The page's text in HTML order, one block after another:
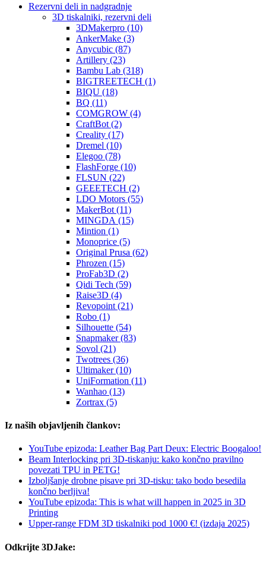
Rezervni deli in nadgradnje
3D tiskalniki, rezervni deli
3DMakerpro (10)
AnkerMake (3)
Anycubic (87)
Artillery (23)
Bambu Lab (318)
BIGTREETECH (1)
BIQU (18)
BQ (11)
COMGROW (4)
CraftBot (2)
Creality (17)
Dremel (10)
Elegoo (78)
FlashForge (10)
FLSUN (22)
GEEETECH (2)
LDO Motors (55)
MakerBot (11)
MINGDA (15)
Mintion (1)
Monoprice (5)
Original Prusa (62)
Phrozen (15)
ProFab3D (2)
Qidi Tech (59)
Raise3D (4)
Revopoint (21)
Robo (1)
Silhouette (54)
Snapmaker (83)
Sovol (21)
Twotrees (36)
Ultimaker (10)
UniFormation (11)
Wanhao (13)
Zortrax (5)
Iz naših objavljenih člankov:
YouTube epizoda: Leather Bag Part Deux: Electric Boogaloo!
Beam Interlocking pri 3D-tiskanju: kako končno pravilno
povezati TPU in PETG!
Izboljšanje drobne pisave pri 3D-tisku: tako bodo besedila
končno berljiva!
YouTube epizoda: This is what will happen in 2025 in 3D
Printing
Upper-range FDM 3D tiskalniki pod 1000 €! (izdaja 2025)
Odkrijte 3DJake: